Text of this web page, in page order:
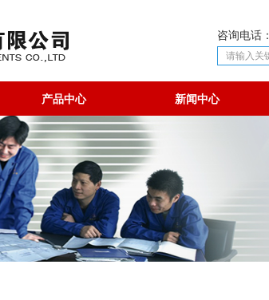
产品中心 新闻中心
咨询电话：